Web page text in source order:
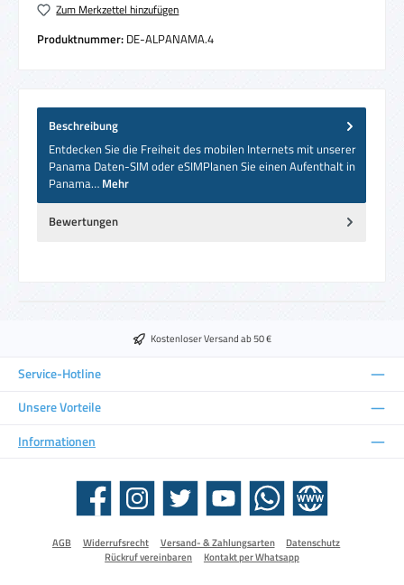
Zum Merkzettel hinzufügen
Produktnummer: DE-ALPANAMA.4
Beschreibung
Entdecken Sie die Freiheit des mobilen Internets mit unserer
Panama Daten-SIM oder eSIMPlanen Sie einen Aufenthalt in
Panama… Mehr
Bewertungen
Kostenloser Versand ab 50 €
Service-Hotline
Unsere Vorteile
Informationen
Facebook Instagram Twitter YouTube WhatsApp Website
AGB Widerrufsrecht Versand- & Zahlungsarten
Datenschutz
Rückruf vereinbaren
Kontakt per Whatsapp